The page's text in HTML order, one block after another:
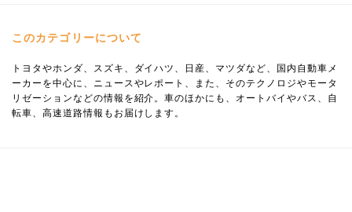
このカテゴリーについて
トヨタやホンダ、スズキ、ダイハツ、日産、マツダなど、国内自動車メ
ーカーを中心に、ニュースやレポート、また、そのテクノロジやモータ
リゼーションなどの情報を紹介。車のほかにも、オートバイやバス、自
転車、高速道路情報もお届けします。